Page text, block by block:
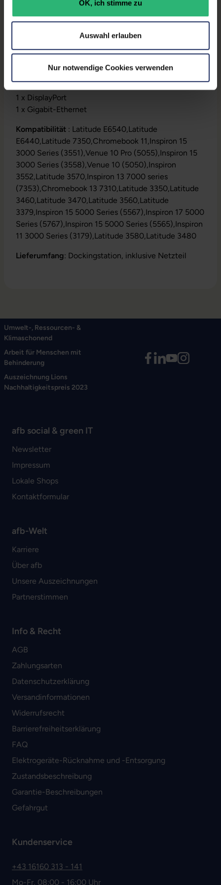
OK, ich stimme zu
Auswahl erlauben
Nur notwendige Cookies verwenden
Anschluss mehrerer Monitore, Audio-, Ethernet- und
anderer Peripheriegeräte an PCs über USB.
3 x USB 3.0
1 x DisplayPort
1 x Gigabit-Ethernet
Kompatibilität : Latitude E6540,Latitude
E6440,Latitude 7350,Chromebook 11,Inspiron 15
3000 Series (3551),Venue 10 Pro (5055),Inspiron 15
3000 Series (3558),Venue 10 (5050),Inspiron
3552,Latitude 3570,Inspiron 13 7000 series
(7353),Chromebook 13 7310,Latitude 3350,Latitude
3460,Latitude 3470,Latitude 3560,Latitude
3379,Inspiron 15 5000 Series (5567),Inspiron 17 5000
Series (5767),Inspiron 15 5000 Series (5565),Inspiron
11 3000 Series (3179),Latitude 3580,Latitude 3480
Lieferumfang: Dockingstation, inklusive Netzteil
Umwelt-, Ressourcen- &
Klimaschonend
Arbeit für Menschen mit
Behinderung
Auszeichnung Lions
Nachhaltigkeitspreis 2023
afb social & green IT
Newsletter
Impressum
Lokale Shops
Kontaktformular
afb-Welt
Karriere
Über afb
Unsere Auszeichnungen
Partnerstimmen
Info & Recht
AGB
Zahlungsarten
Datenschutzerklärung
Versandinformationen
Widerrufsrecht
Barrierefreiheitserklärung
FAQ
Elektrogeräte-Rücknahme und -Entsorgung
Zustandsbeschreibung
Garantie-Beschreibungen
Gefahrgut
Kundenservice
+43 16160 313 - 141
Mo-Fr, 08:00 - 16:00 Uhr